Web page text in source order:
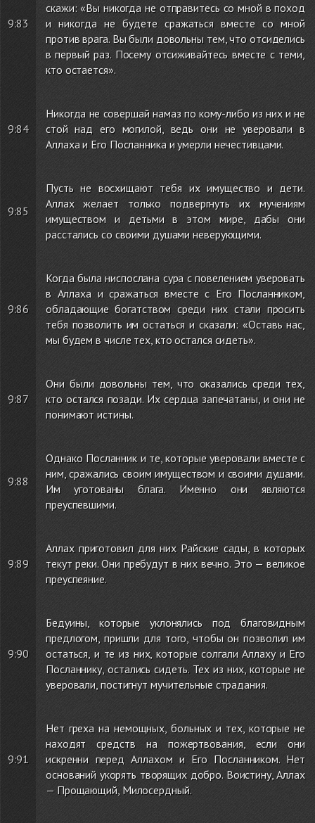
9:83
скажи: «Вы никогда не отправитесь со мной в поход
и никогда не будете сражаться вместе со мной
против врага. Вы были довольны тем, что отсиделись
в первый раз. Посему отсиживайтесь вместе с теми,
кто остается».
9:84
Никогда не совершай намаз по кому-либо из них и не
стой над его могилой, ведь они не уверовали в
Аллаха и Его Посланника и умерли нечестивцами.
9:85
Пусть не восхищают тебя их имущество и дети.
Аллах желает только подвергнуть их мучениям
имуществом и детьми в этом мире, дабы они
расстались со своими душами неверующими.
9:86
Когда была ниспослана сура с повелением уверовать
в Аллаха и сражаться вместе с Его Посланником,
обладающие богатством среди них стали просить
тебя позволить им остаться и сказали: «Оставь нас,
мы будем в числе тех, кто остался сидеть».
9:87
Они были довольны тем, что оказались среди тех,
кто остался позади. Их сердца запечатаны, и они не
понимают истины.
9:88
Однако Посланник и те, которые уверовали вместе с
ним, сражались своим имуществом и своими душами.
Им уготованы блага. Именно они являются
преуспевшими.
9:89
Аллах приготовил для них Райские сады, в которых
текут реки. Они пребудут в них вечно. Это — великое
преуспеяние.
9:90
Бедуины, которые уклонялись под благовидным
предлогом, пришли для того, чтобы он позволил им
остаться, и те из них, которые солгали Аллаху и Его
Посланнику, остались сидеть. Тех из них, которые не
уверовали, постигнут мучительные страдания.
9:91
Нет греха на немощных, больных и тех, которые не
находят средств на пожертвования, если они
искренни перед Аллахом и Его Посланником. Нет
оснований укорять творящих добро. Воистину, Аллах
— Прощающий, Милосердный.